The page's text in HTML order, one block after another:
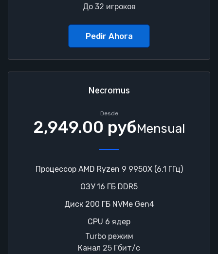
До 32 игроков
Pedir Ahora
Necromus
Desde
2,949.00 рубMensual
Процессор AMD Ryzen 9 9950X (6.1 ГГц)
ОЗУ 16 ГБ DDR5
Диск 200 ГБ NVMe Gen4
CPU 6 ядер
Turbo режим
Канал 25 Гбит/с